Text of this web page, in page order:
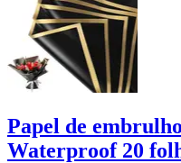
Papel de
Waterproof 20